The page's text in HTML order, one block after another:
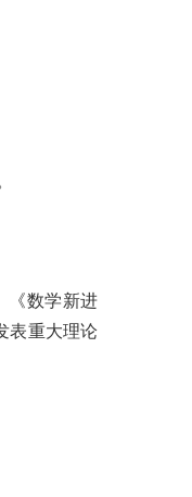
《数学新进
表重大理论